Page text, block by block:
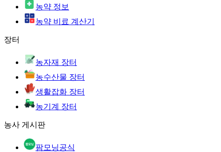
농약 정보
농약 비료 계산기
장터
농자재 장터
농수산물 장터
생활잡화 장터
농기계 장터
농사 게시판
팜모닝공식